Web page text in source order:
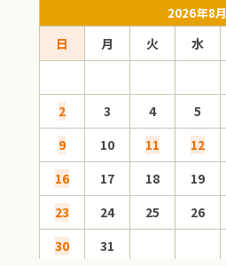
2026年8月
日 月 火 水
2
3 4 5
9
10 11 12
16
17 18 19
23
24 25 26
30
31